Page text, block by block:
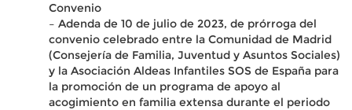
Convenio
– Adenda de 10 de julio de 2023, de prórroga del
convenio celebrado entre la Comunidad de Madrid
(Consejería de Familia, Juventud y Asuntos Sociales)
y la Asociación Aldeas Infantiles SOS de España para
la promoción de un programa de apoyo al
acogimiento en familia extensa durante el periodo